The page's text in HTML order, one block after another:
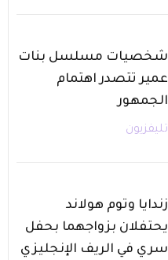
شخصيات مسلسل بنات
عمير تتصدر اهتمام
الجمهور
تليفزيون
زندايا وتوم هولاند
يحتفلان بزواجهما بحفل
سري في الريف الإنجليزي